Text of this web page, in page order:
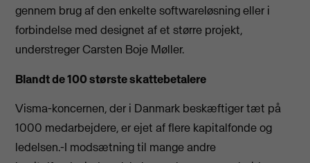
gennem brug af den enkelte softwareløsning eller i
forbindelse med designet af et større projekt,
understreger Carsten Boje Møller.
Blandt de 100 største skattebetalere
Visma-koncernen, der i Danmark beskæftiger tæt på
1000 medarbejdere, er ejet af flere kapitalfonde og
ledelsen.-I modsætning til mange andre